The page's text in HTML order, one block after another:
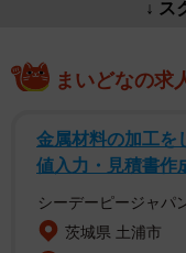
↓ ス
まいどなの求
金属材料の加工を
値入力・見積書作
シーデーピージャパ
茨城県 土浦市